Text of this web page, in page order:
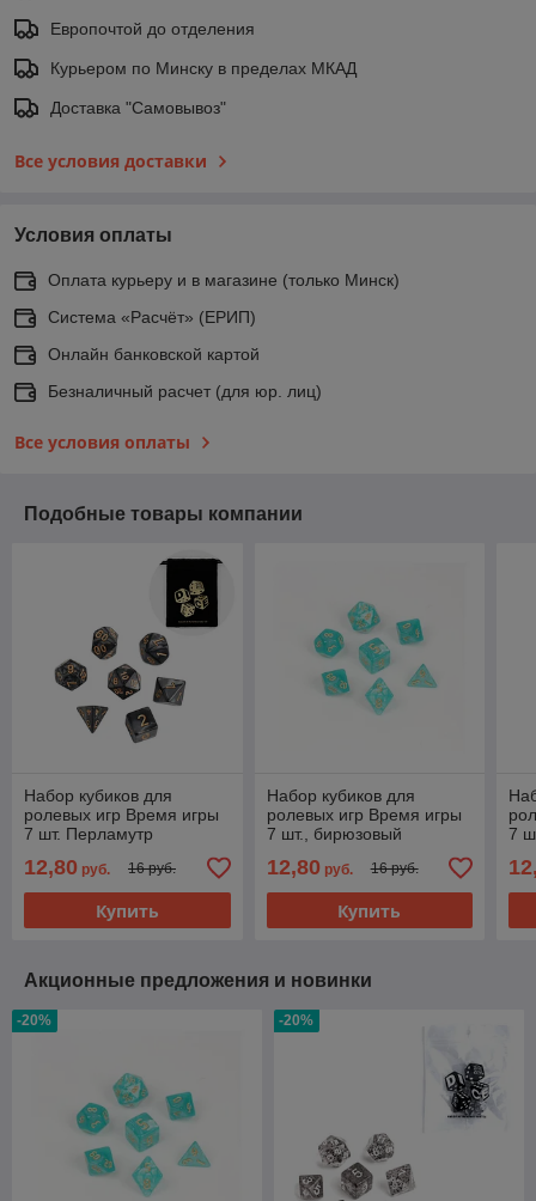
Европочтой до отделения
Курьером по Минску в пределах МКАД
Доставка "Самовывоз"
Все условия доставки
Условия оплаты
Оплата курьеру и в магазине (только Минск)
Система «Расчёт» (ЕРИП)
Онлайн банковской картой
Безналичный расчет (для юр. лиц)
Все условия оплаты
Подобные товары компании
Набор кубиков для
ролевых игр Время игры
7 шт. Перламутр
12,80 руб. 16 руб.
Купить
Набор кубиков для
ролевых игр Время игры
7 шт., бирюзовый
12,80 руб. 16 руб.
Купить
7
Акционные предложения и новинки
-20% -20%